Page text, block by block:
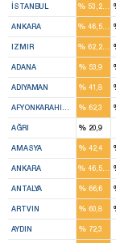
İSTANBUL % 53,2
ANKARA % 46,5
IZMIR % 62,2
ADANA %53,9
ADIYAMAN %41,8
AFYONKARAHISAR %62,3
AĞRI %20,9
AMASYA %42,4
ANKARA % 46,5
ANTALYA %66,6
ARTVIN %60,8
AYDIN %72,3